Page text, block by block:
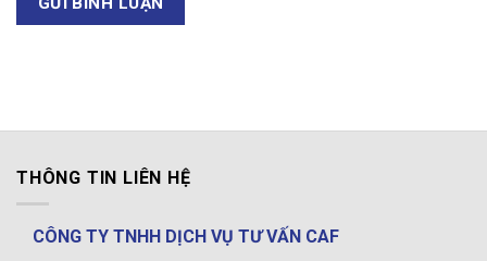
THÔNG TIN LIÊN HỆ
CÔNG TY TNHH DỊCH VỤ TƯ VẤN CAF